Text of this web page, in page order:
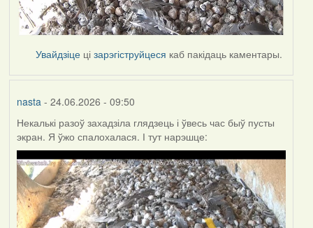
Увайдзіце цізарэгіструйцеся каб пакідаць каментары.
nasta- 24.06.2026 - 09:50
Некалькі разоў захадзіла глядзець і ўвесь час быў пусты
экран. Я ўжо спалохалася. І тут нарэшце: